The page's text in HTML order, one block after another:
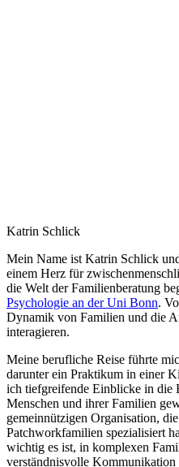
Katrin Schlick
Mein Name ist Katrin Schlick
einem Herz für
die Welt der Familienberatung
Psychologie an der Uni Bonn.
Dynamik von Familien und die
interagieren.
Meine berufliche Reise führte
darunter ein Praktikum in einer
ich tiefgreifende Einblicke in die
Menschen und ihrer Familien
gemeinnützigen Organisation,
Patchworkfamilien spezialisiert
wichtig es ist, in komplexen
verständnisvolle Kommunikation